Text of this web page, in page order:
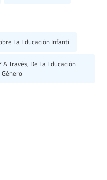
La Educación Infantil
Través, De La Educación |
Género